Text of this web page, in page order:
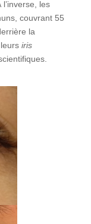
les
couvrant 55
la
iris